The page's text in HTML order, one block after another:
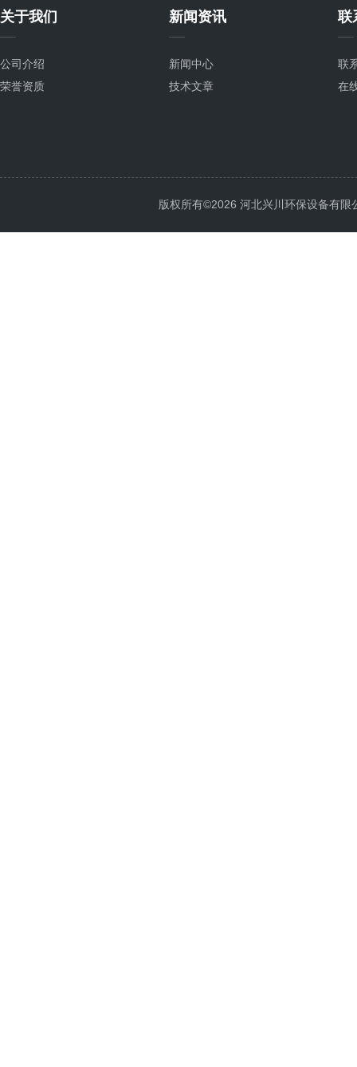
关于我们
公司介绍
荣誉资质
新闻资讯
新闻中心
技术文章
联
联
在
版权所有©2026 河北兴川环保设备有